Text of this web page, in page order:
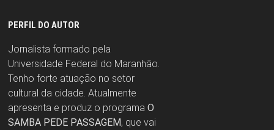
PERFIL DO AUTOR
Jornalista formado pela
Universidade Federal do Maranhão.
Tenho forte atuação no setor
cultural da cidade. Atualmente
apresenta e produz o programa O
SAMBA PEDE PASSAGEM, que vai